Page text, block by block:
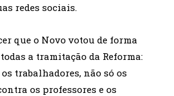
redes sociais.
que o Novo votou de forma
a tramitação da Reforma:
trabalhadores, não só os
os professores e os